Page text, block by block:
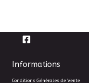
Informations
Conditions Générales de Vente